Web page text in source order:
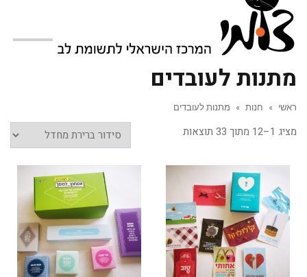
מתנות לעובדים
ראשי » חנות » מתנות לעובדים
מציג 1–12 מתוך 33 תוצאות